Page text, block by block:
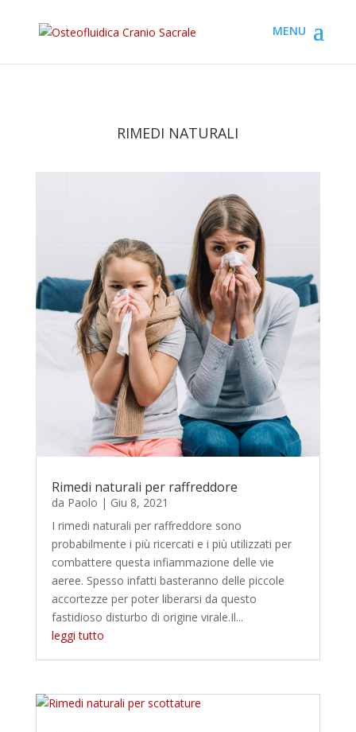
RIMEDI NATURALI
Rimedi naturali per raffreddore
da Paolo | Giu 8, 2021
I rimedi naturali per raffreddore sono
probabilmente i più ricercati e i più utilizzati per
combattere questa infiammazione delle vie
aeree. Spesso infatti basteranno delle piccole
accortezze per poter liberarsi da questo
fastidioso disturbo di origine virale.Il...
leggi tutto